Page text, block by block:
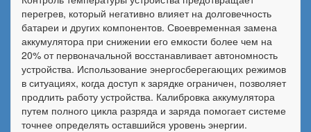
перегрев, который негативно влияет на долговечность
батареи и других компонентов. Своевременная замена
аккумулятора при снижении его емкости более чем на
20% от первоначальной восстанавливает автономность
устройства. Использование энергосберегающих режимов
в ситуациях, когда доступ к зарядке ограничен, позволяет
продлить работу устройства. Калибровка аккумулятора
путем полного цикла разряда и заряда помогает системе
точнее определять оставшийся уровень энергии.